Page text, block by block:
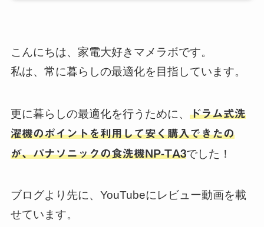
こんにちは、家電大好きマメラボです。
私は、常に暮らしの最適化を目指しています。
更に暮らしの最適化を行うために、 ドラム式洗
濯機のポイントを利用して安く購入できたの
が、パナソニックの食洗機NP-TA3でした！
ブログより先に、YouTubeにレビュー動画を載
せています。